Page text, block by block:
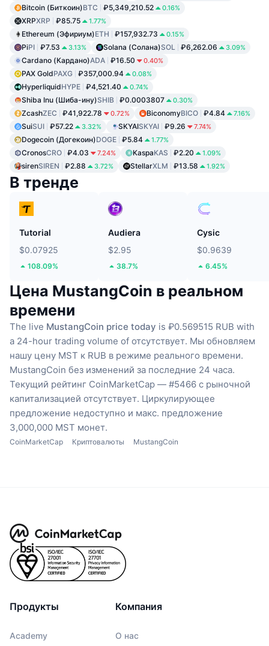
Bitcoin (Биткоин)BTC ₽5,349,210.52 0.16%
XRPXRP ₽85.75 1.77%
Ethereum (Эфириум)ETH ₽157,932.73 0.15%
PiPI ₽7.53 3.13% Solana (Солана)SOL ₽6,262.06 3.09%
Cardano (Кардано)ADA ₽16.50 0.40%
PAX GoldPAXG ₽357,000.94 0.08%
HyperliquidHYPE ₽4,521.40 0.74%
Shiba Inu (Шиба-ину)SHIB ₽0.0003807 0.30%
ZcashZEC ₽41,922.78 0.72% BiconomyBICO ₽4.84 7.16%
SuiSUI ₽57.22 3.32% SKYAISKYAI ₽9.26 7.74%
Dogecoin (Догекоин)DOGE ₽5.84 1.77%
CronosCRO ₽4.03 7.24% KaspaKAS ₽2.20 1.09%
sirenSIREN ₽2.88 3.72% StellarXLM ₽13.58 1.92%
В тренде
Tutorial
$0.07925
108.09%
Audiera
$2.95
38.7%
Cysic
$0.9639
6.45%
Цена MustangCoin в реальном
времени
The live MustangCoin price today is ₽0.569515 RUB with
a 24-hour trading volume of отсутствует. Мы обновляем
нашу цену MST к RUB в режиме реального времени.
MustangCoin без изменений за последние 24 часа.
Текущий рейтинг CoinMarketCap — #5466 с рыночной
капитализацией отсутствует. Циркулирующее
предложение недоступно и макс. предложение
3,000,000 MST монет.
CoinMarketCap Криптовалюты MustangCoin
Продукты
Academy
Компания
О нас